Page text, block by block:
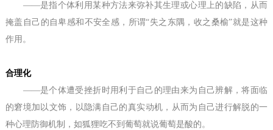
——是指个体利用某种方法来弥补其生理或心理上的缺陷，从而
掩盖自己的自卑感和不安全感，所谓“失之东隅，收之桑榆”就是这种
作用。
合理化
——是个体遭受挫折时用利于自己的理由来为自己辨解，将面临
的窘境加以文饰，以隐满自己的真实动机，从而为自己进行解脱的一
种心理防御机制，如狐狸吃不到葡萄就说葡萄是酸的。